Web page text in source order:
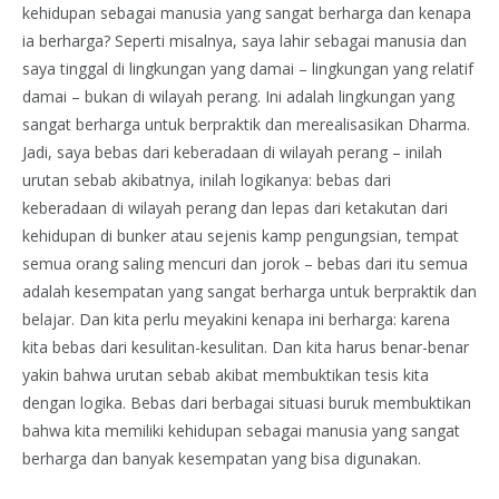
kehidupan sebagai manusia yang sangat berharga dan kenapa
ia berharga? Seperti misalnya, saya lahir sebagai manusia dan
saya tinggal di lingkungan yang damai – lingkungan yang relatif
damai – bukan di wilayah perang. Ini adalah lingkungan yang
sangat berharga untuk berpraktik dan merealisasikan Dharma.
Jadi, saya bebas dari keberadaan di wilayah perang – inilah
urutan sebab akibatnya, inilah logikanya: bebas dari
keberadaan di wilayah perang dan lepas dari ketakutan dari
kehidupan di bunker atau sejenis kamp pengungsian, tempat
semua orang saling mencuri dan jorok – bebas dari itu semua
adalah kesempatan yang sangat berharga untuk berpraktik dan
belajar. Dan kita perlu meyakini kenapa ini berharga: karena
kita bebas dari kesulitan-kesulitan. Dan kita harus benar-benar
yakin bahwa urutan sebab akibat membuktikan tesis kita
dengan logika. Bebas dari berbagai situasi buruk membuktikan
bahwa kita memiliki kehidupan sebagai manusia yang sangat
berharga dan banyak kesempatan yang bisa digunakan.